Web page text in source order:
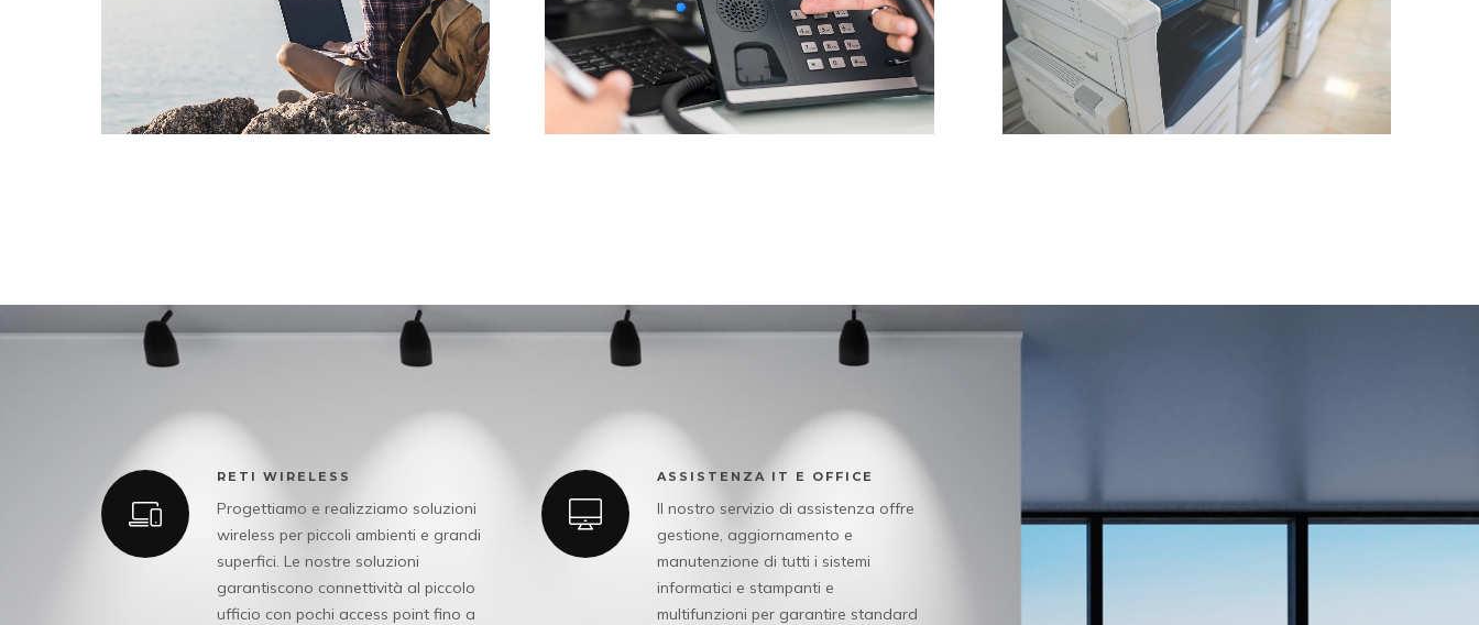
RETI WIRELESS
Progettiamo e realizziamo soluzioni
wireless per piccoli ambienti e grandi
superfici. Le nostre soluzioni
garantiscono connettività al piccolo
ufficio con pochi access point fino a
ASSISTENZA IT E OFFICE
Il nostro servizio di assistenza offre
gestione, aggiornamento e
manutenzione di tutti i sistemi
informatici e stampanti e
multifunzioni per garantire standard